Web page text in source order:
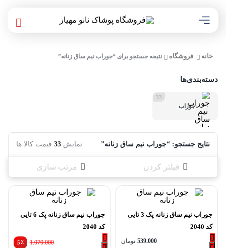
خانه فروشگاه نتیجه جستجو برای “جوراب نیم ساق زنانه”
دسته‌بندی‌ها
جوراب
33
نتایج جستجو: “جوراب نیم ساق زنانه” نمایش 33 قیمت کالا ها
فیلتر کردن مرتب سازی
جوراب نیم ساق زنانه پک 3 تایی
کد 2040
تومان 539.000
جوراب نیم ساق زنانه پک 6 تایی
کد 2040
٪5
1.070.000